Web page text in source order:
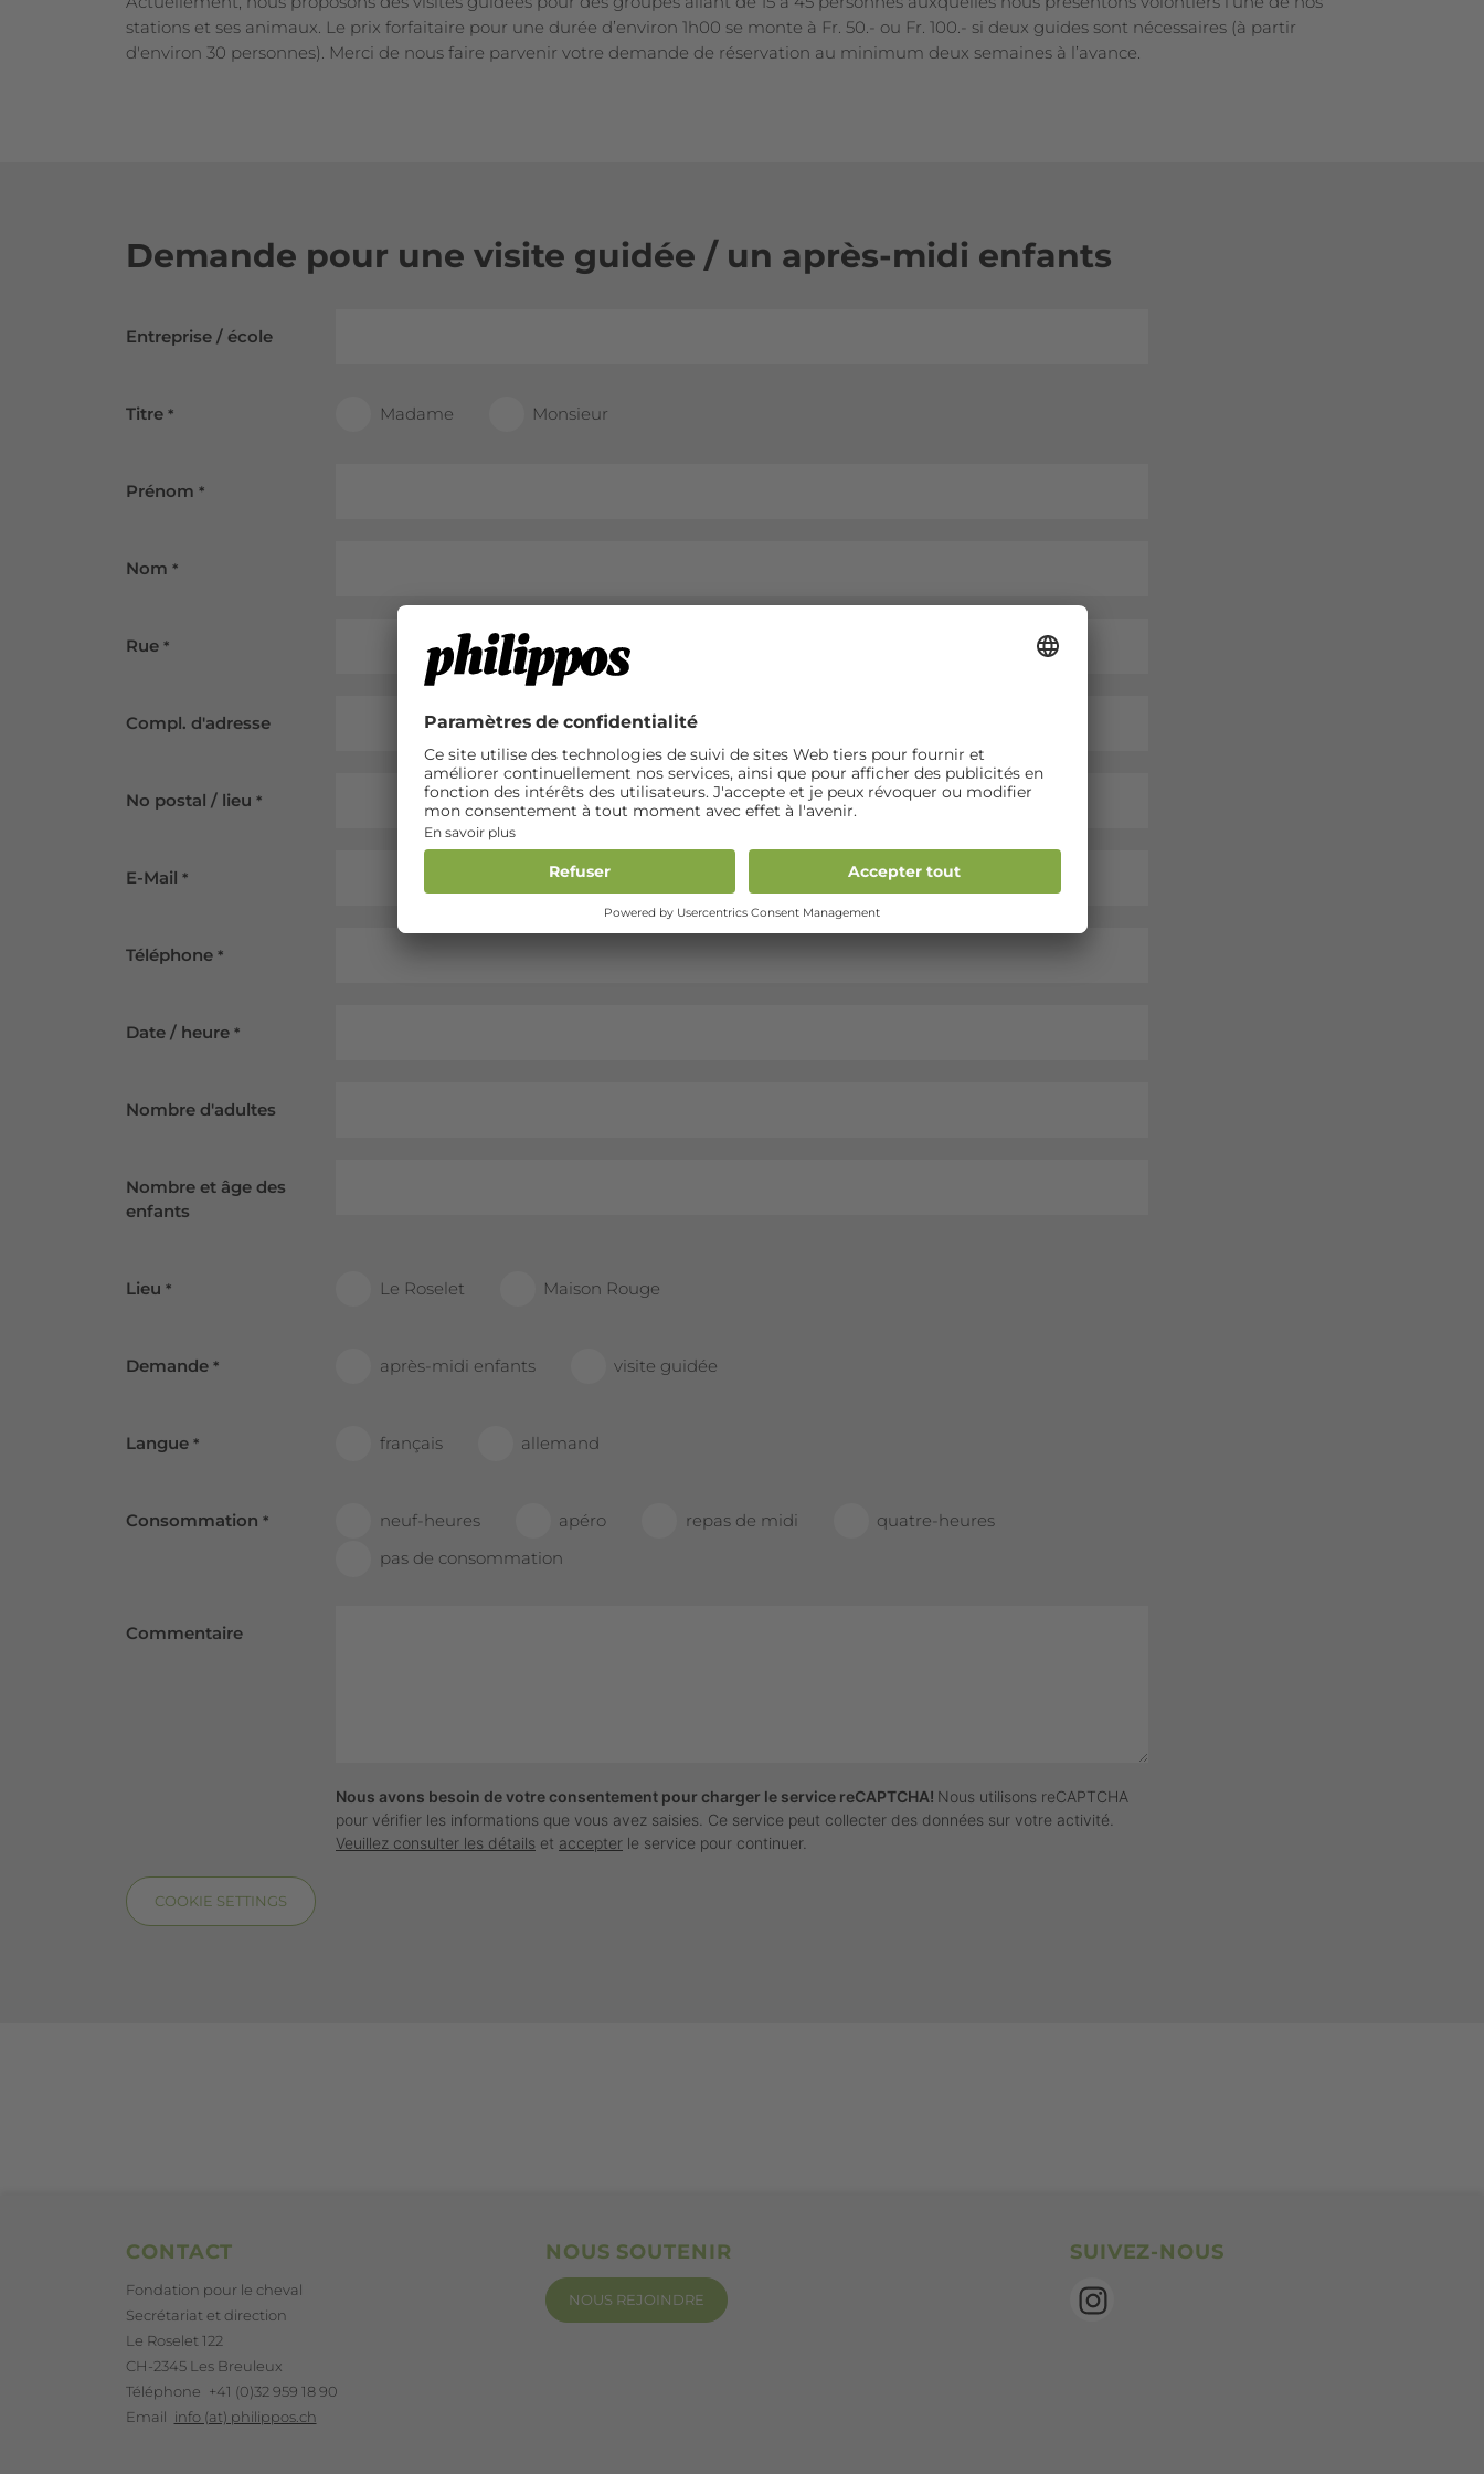
stations et ses animaux. Le prix forfaitaire pour une durée d’environ 1h00 se monte à Fr. 50.- ou Fr. 100.- si deux guides sont nécessaires (à partir
d'environ 30 personnes). Merci de nous faire parvenir votre demande de réservation au minimum deux semaines à l’avance.
Demande pour une visite guidée / un après-midi enfants
Entreprise / école
Titre * Madame Monsieur
Prénom *
Nom *
Rue *
Compl. d'adresse
No postal / lieu *
E-Mail *
Téléphone *
Date / heure *
Nombre d'adultes
Nombre et âge des
enfants
Lieu * Le Roselet Maison Rouge
Demande * après-midi enfants visite guidée
Langue * français allemand
Consommation * neuf-heures apéro repas de midi
quatre-heures
pas de consommation
Commentaire
Nous avons besoin de votre consentement pour charger le service reCAPTCHA! Nous utilisons reCAPTCHA
pour vérifier les informations que vous avez saisies. Ce service peut collecter des données sur votre activité.
Veuillez consulter les détails et accepter le service pour continuer.
COOKIE SETTINGS
CONTACT
Fondation pour le cheval
Secrétariat et direction
Le Roselet 122
CH-2345 Les Breuleux
Téléphone +41 (0)32 959 18 90
Email info (at) philippos.ch
NOUS SOUTENIR
NOUS REJOINDRE
Social bookmarks
SUIVEZ-NOUS